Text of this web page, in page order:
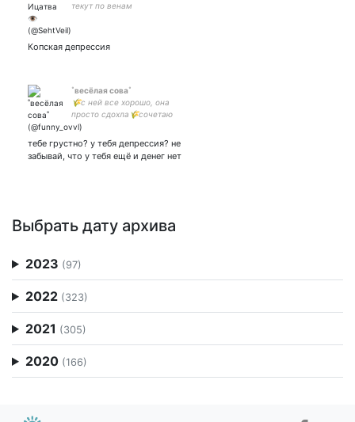
текут по венам
Копская депрессия
˚весёлая сова˚
🌾с ней все хорошо, она
просто cдoxла🌾сочетаю
умные мысли и тупые
тебе грустно? у тебя депрессия? не
забывай, что у тебя ещё и денег нет
Выбрать дату архива
2023 (97)
2022 (323)
2021 (305)
2020 (166)